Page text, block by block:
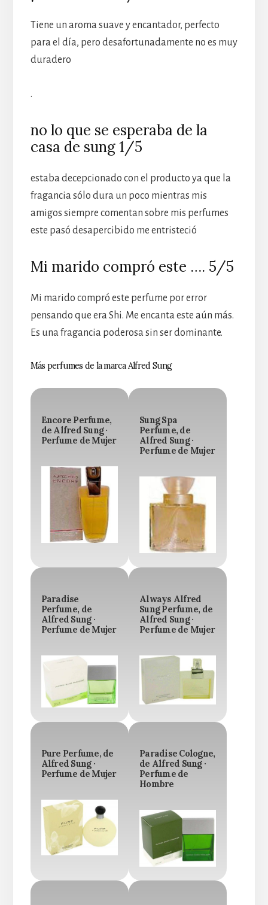
Tiene un aroma suave y encantador, perfecto
para el día, pero desafortunadamente no es muy
duradero
.
no lo que se esperaba de la
casa de sung 1/5
estaba decepcionado con el producto ya que la
fragancia sólo dura un poco mientras mis
amigos siempre comentan sobre mis perfumes
este pasó desapercibido me entristeció
Mi marido compró este …. 5/5
Mi marido compró este perfume por error
pensando que era Shi. Me encanta este aún más.
Es una fragancia poderosa sin ser dominante.
Más perfumes de la marca Alfred Sung
Encore Perfume,
de Alfred Sung ·
Perfume de Mujer
Sung Spa
Perfume, de
Alfred Sung ·
Perfume de Mujer
Paradise
Perfume, de
Alfred Sung ·
Perfume de Mujer
Always Alfred
Sung Perfume, de
Alfred Sung ·
Perfume de Mujer
Pure Perfume, de
Alfred Sung ·
Perfume de Mujer
Paradise Cologne,
de Alfred Sung ·
Perfume de
Hombre